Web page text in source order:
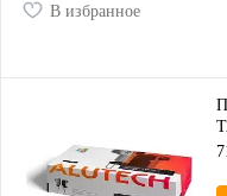
В избранное